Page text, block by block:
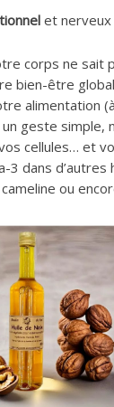
et nerveux
corps ne sait
bien-être
alimentation
geste simple,
cellules… et
3 dans d’autres
cameline ou